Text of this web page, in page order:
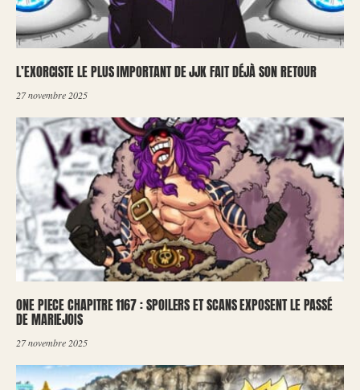
L’EXORCISTE LE PLUS IMPORTANT DE JJK FAIT DÉJÀ SON RETOUR
27 novembre 2025
ONE PIECE CHAPITRE 1167 : SPOILERS ET SCANS EXPOSENT LE PASSÉ
DE MARIEJOIS
27 novembre 2025